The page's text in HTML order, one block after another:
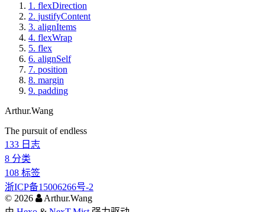
1. flexDirection
2. justifyContent
3. alignItems
4. flexWrap
5. flex
6. alignSelf
7. position
8. margin
9. padding
Arthur.Wang
The pursuit of endless
133 日志
8 分类
108 标签
浙ICP备15006266号-2
© 2026
Arthur.Wang